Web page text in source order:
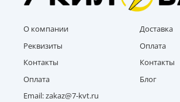
О компании
Реквизиты
Контакты
Оплата
Email: zakaz@7-kvt.ru
Доставка
Оплата
Контакты
Блог